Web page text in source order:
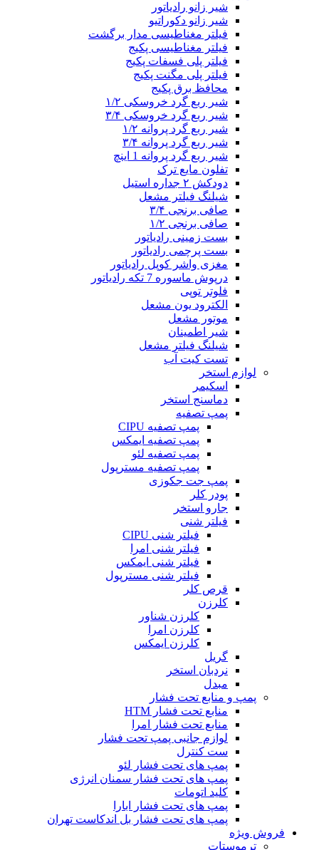
شیر زانو رادیاتور
شیر زانو دکوراتیو
فیلتر مغناطیسی مدار برگشت
فیلتر مغناطیسی پکیج
فیلتر پلی فسفات پکیج
فیلتر پلی مگنت پکیج
محافظ برق پکیج
شیر ربع گرد خروسکی ۱/۲
شیر ربع گرد خروسکی ۳/۴
شیر ربع گرد پروانه ۱/۲
شیر ربع گرد پروانه ۳/۴
شیر ربع گرد پروانه 1 اینچ
تفلون مایع ترک
دودکش ۲ جداره استیل
شیلنگ فیلتر مشعل
صافی برنجی ۳/۴
صافی برنجی ۱/۲
بست زمینی رادیاتور
بست پرچمی رادیاتور
مغزی واشر کوپل رادیاتور
درپوش ماسوره 7 تکه رادیاتور
فلوتر توپی
الکترود یون مشعل
موتور مشعل
شیر اطمینان
شیلنگ فیلتر مشعل
تست کیت آب
لوازم استخر
اسکیمر
دماسنج استخر
پمپ تصفیه
پمپ تصفیه CIPU
پمپ تصفیه ایمکس
پمپ تصفیه لئو
پمپ تصفیه مسترپول
پمپ جت جکوزی
پودر کلر
جارو استخر
فیلتر شنی
فیلتر شنی CIPU
فیلتر شنی امرا
فیلتر شنی ایمکس
فیلتر شنی مسترپول
قرص کلر
کلرزن
کلرزن شناور
کلرزن امرا
کلرزن ایمکس
گریل
نردبان استخر
مبدل
پمپ و منابع تحت فشار
منابع تحت فشار HTM‎
منابع تحت فشار امرا
لوازم جانبی پمپ تحت فشار
ست کنترل
پمپ های تحت فشار لئو
پمپ های تحت فشار سمنان انرژی
کلید اتومات
پمپ های تحت فشار ابارا
پمپ های تحت فشار بل اندکاست تهران
فروش ویژه
ترموستات